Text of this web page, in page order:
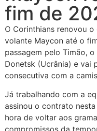
fim de
O Corinthians renovou
volante Maycon até o
passagem pelo Timão,
Donetsk (Ucrânia) e vai
consecutiva com a
Já trabalhando com a
assinou o contrato
hora de voltar aos
compromissos da